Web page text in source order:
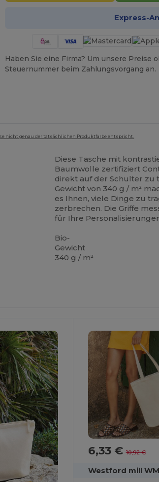
Express-
Haben Sie eine Firma? Um unsere
Steuernummer beim Zahlungsvorgang an.
nicht genau der tatsächlichen Produktfarbe entspricht.
Diese Tasche mit
Baumwolle zertifiziert
direkt auf der Schulter zu
Gewicht von 340 g / m²
es Ihnen, viele Dinge zu
zerbrechen. Die Griffe
für Ihre
Bio-
Gewicht
340 g / m²
6,33 €10,92 €
Westford mill